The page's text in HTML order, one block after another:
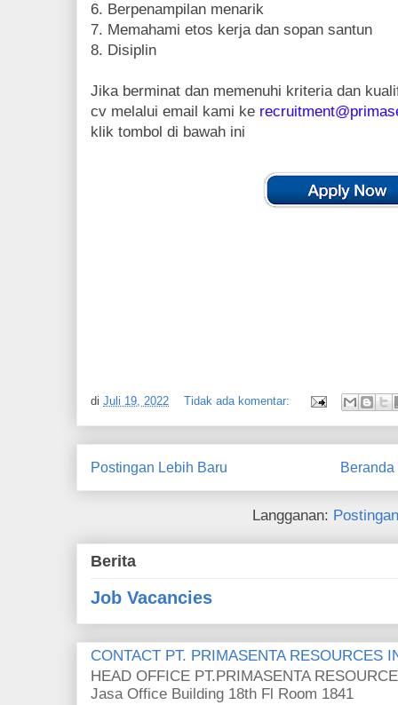
6. Berpenampilan menarik
7. Memahami etos kerja dan sopan santun
8. Disiplin
Jika berminat dan memenuhi kriteria dan
cv melalui email kami ke
klik tombol di bawah ini
di Juli 19, 2022 Tidak ada komentar:
Postingan Lebih Baru Beranda
Langganan:
Berita
Job Vacancies
CONTACT PT. PRIMASENTA RESOURCES
HEAD OFFICE PT.PRIMASENTA
Jasa Office Building 18th Fl Room